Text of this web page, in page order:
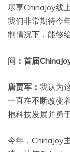
尽享ChinaJoy线
我们非常期待今
制情况下，能够
问：首届
唐贾军： 我认为
一直在不断改变
抱科技发展并勇
今年，ChinaJoy